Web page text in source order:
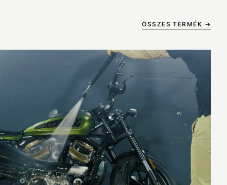
ÖSSZES TERMÉK →